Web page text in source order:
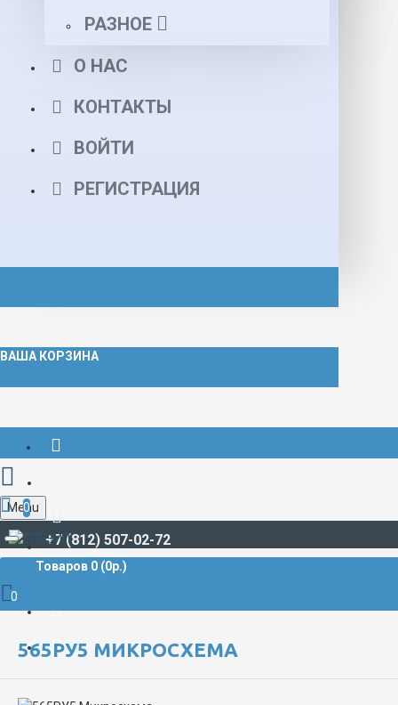
РАЗНОЕ
О НАС
КОНТАКТЫ
ВОЙТИ
РЕГИСТРАЦИЯ
ВАША КОРЗИНА
+7 (812) 507-02-72
Menu
0
Товаров 0 (0р.)
0
РАДИОДЕТАЛИ И РАДИОЭЛЕКТРОННЫЕ КОМПОНЕНТЫ
565РУ5 МИКРОСХЕМА